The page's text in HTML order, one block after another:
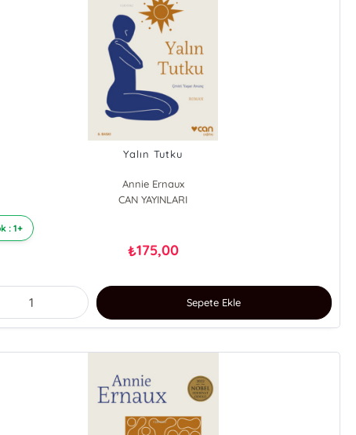
Yalın Tutku
Annie Ernaux
CAN YAYINLARI
: 1+
₺175,00
Sepete Ekle